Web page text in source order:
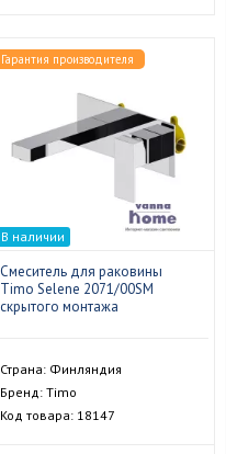
Гарантия производителя
В наличии
Смеситель для раковины
Timo Selene 2071/00SM
скрытого монтажа
Страна: Финляндия
Бренд: Timo
Код товара: 18147